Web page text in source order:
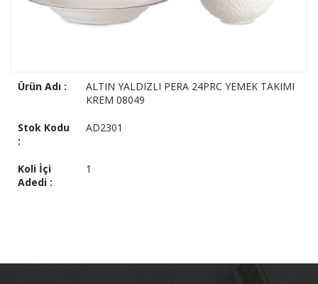
Ürün Adı :
ALTIN YALDIZLI PERA 24PRC YEMEK TAKIMI
KREM 08049
Stok Kodu
:
AD2301
Koli İçi
Adedi :
1